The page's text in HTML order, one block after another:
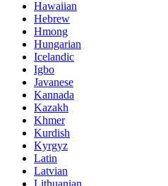
Hawaiian
Hebrew
Hmong
Hungarian
Icelandic
Igbo
Javanese
Kannada
Kazakh
Khmer
Kurdish
Kyrgyz
Latin
Latvian